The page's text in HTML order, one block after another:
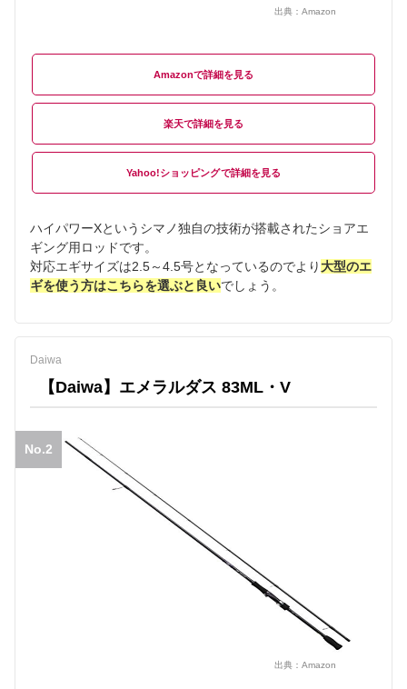
出典： Amazon
Amazon
楽天
Yahoo!ショッピング
ハイパワーXというシマノ独自の技術が搭載されたショアエ
ギング用ロッドです。
対応エギサイズは2.5～4.5号となっているのでより 大型のエ
ギを使う方はこちらを選ぶと良いでしょう。
Daiwa
【Daiwa】エメラルダス 83ML・V
No.2
出典： Amazon